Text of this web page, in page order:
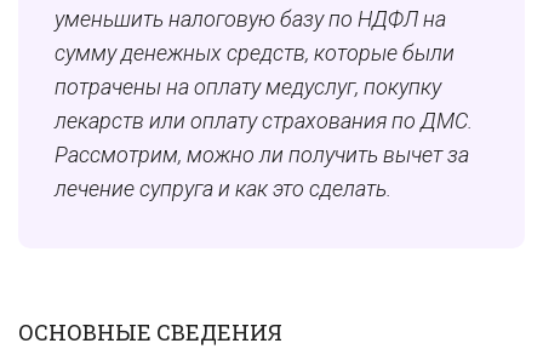
уменьшить налоговую базу по НДФЛ на
сумму денежных средств, которые были
потрачены на оплату медуслуг, покупку
лекарств или оплату страхования по ДМС.
Рассмотрим, можно ли получить вычет за
лечение супруга и как это сделать.
ОСНОВНЫЕ СВЕДЕНИЯ